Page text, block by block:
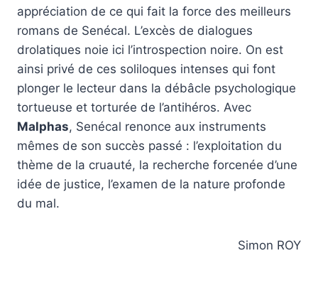
appréciation de ce qui fait la force des meilleurs
romans de Senécal. L’excès de dialogues
drolatiques noie ici l’introspection noire. On est
ainsi privé de ces soliloques intenses qui font
plonger le lecteur dans la débâcle psychologique
tortueuse et torturée de l’antihéros. Avec
Malphas, Senécal renonce aux instruments
mêmes de son succès passé : l’exploitation du
thème de la cruauté, la recherche forcenée d’une
idée de justice, l’examen de la nature profonde
du mal.
Simon ROY